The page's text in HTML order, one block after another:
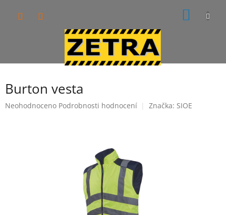
Burton vesta
Průměrné
Neohodnoceno Podrobnosti hodnocení Značka: SIOE